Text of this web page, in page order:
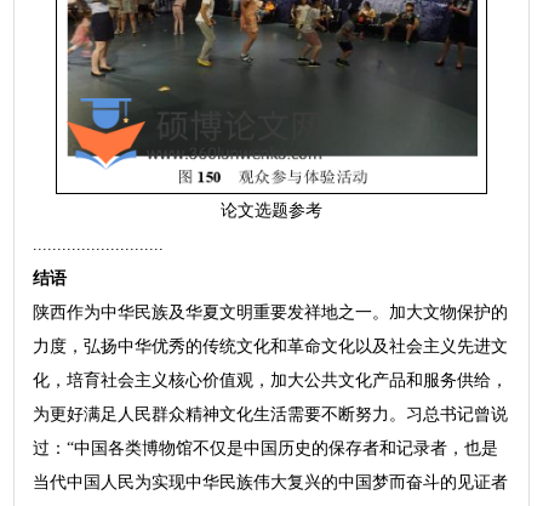
论文选题参考
...........................
结语
陕西作为中华民族及华夏文明重要发祥地之一。加大文物保护的
力度，弘扬中华优秀的传统文化和革命文化以及社会主义先进文
化，培育社会主义核心价值观，加大公共文化产品和服务供给，
为更好满足人民群众精神文化生活需要不断努力。习总书记曾说
过：“中国各类博物馆不仅是中国历史的保存者和记录者，也是
当代中国人民为实现中华民族伟大复兴的中国梦而奋斗的见证者